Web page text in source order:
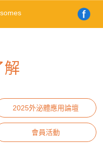
解
2025外泌體應用論壇
會員活動